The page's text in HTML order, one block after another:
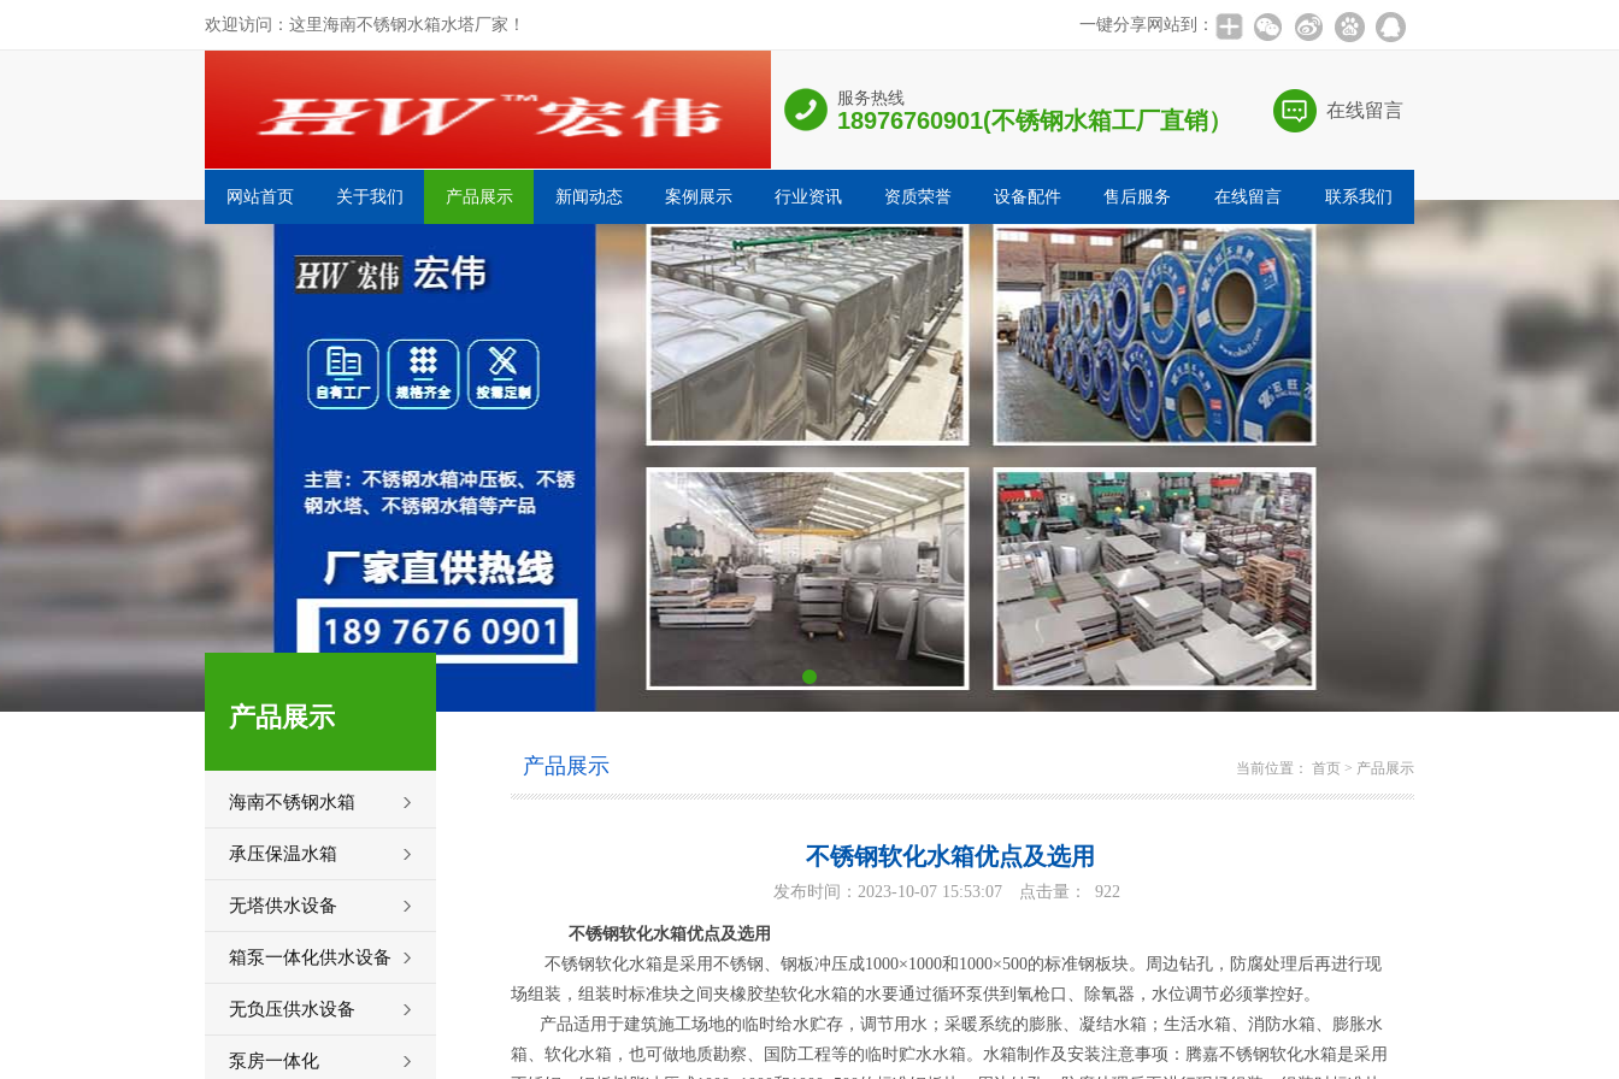
欢迎访问：这里海南不锈钢水箱水塔厂家！ 一键分享网站到：
在线留言
服务热线
18976760901(不锈钢水箱工厂直销）
网站首页 关于我们 产品展示 新闻动态 案例展示 行业资讯 资质荣誉 设备配件 售后服务 在线留言 联系我们
产品展示
海南不锈钢水箱
承压保温水箱
无塔供水设备
箱泵一体化供水设备
无负压供水设备
泵房一体化
产品展示 当前位置： 首页 > 产品展示
不锈钢软化水箱优点及选用
发布时间：2023-10-07 15:53:07 点击量： 922
不锈钢软化水箱优点及选用
不锈钢软化水箱是采用不锈钢、钢板冲压成1000×1000和1000×500的标准钢板块。周边钻孔，防腐处理后再进行现
场组装，组装时标准块之间夹橡胶垫软化水箱的水要通过循环泵供到氧枪口、除氧器，水位调节必须掌控好。
产品适用于建筑施工场地的临时给水贮存，调节用水；采暖系统的膨胀、凝结水箱；生活水箱、消防水箱、膨胀水
箱、软化水箱，也可做地质勘察、国防工程等的临时贮水水箱。水箱制作及安装注意事项：腾嘉不锈钢软化水箱是采用